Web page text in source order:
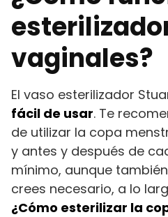
vaginales?
El vaso esterilizador
fácil de usar. Te
de utilizar la copa
y antes y después de
mínimo, aunque
crees necesario, a lo
¿Cómo esterilizar la